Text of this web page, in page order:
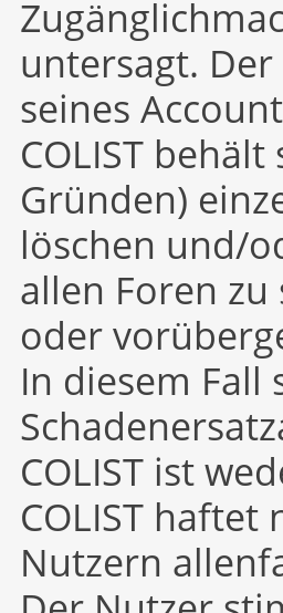
untersagt.
seines
COLIST
Gründen)
löschen und/
allen Foren
oder
In diesem
COLIST ist
COLIST
Nutzern